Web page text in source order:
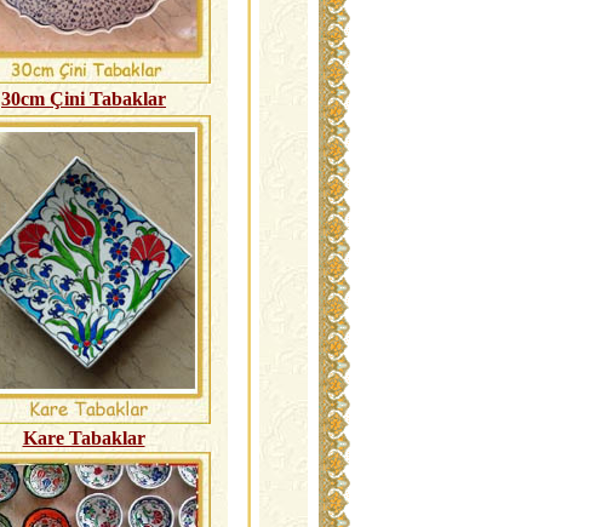
30cm Çini Tabaklar
Kare Tabaklar